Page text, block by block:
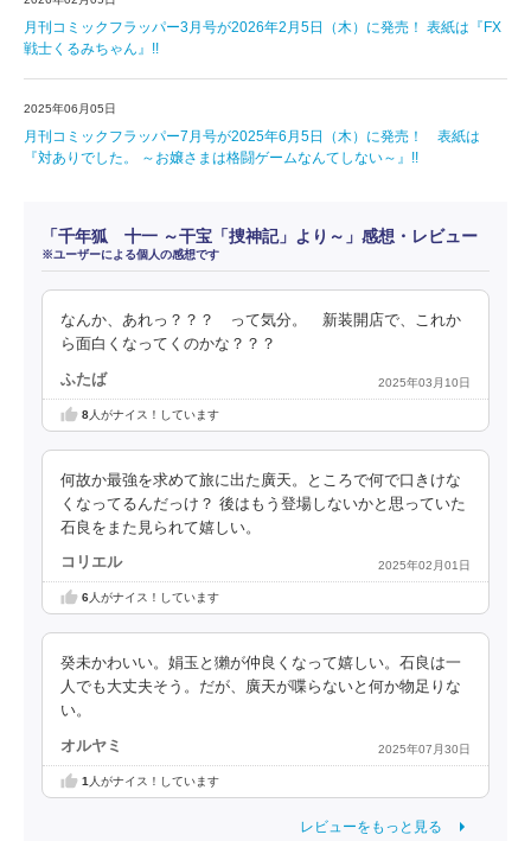
月刊コミックフラッパー3月号が2026年2月5日（木）に発売！ 表紙は『FX
戦士くるみちゃん』!!
2025年06月05日
月刊コミックフラッパー7月号が2025年6月5日（木）に発売！ 表紙は
『対ありでした。 ～お嬢さまは格闘ゲームなんてしない～』!!
「千年狐 十一 ～干宝「捜神記」より～」感想・レビュー
※ユーザーによる個人の感想です
なんか、あれっ？？？ って気分。 新装開店で、これか
ら面白くなってくのかな？？？
ふたば 2025年03月10日
8人がナイス！しています
何故か最強を求めて旅に出た廣天。ところで何で口きけな
くなってるんだっけ？ 後はもう登場しないかと思っていた
石良をまた見られて嬉しい。
コリエル 2025年02月01日
6人がナイス！しています
癸未かわいい。娟玉と獺が仲良くなって嬉しい。石良は一
人でも大丈夫そう。だが、廣天が喋らないと何か物足りな
い。
オルヤミ 2025年07月30日
1 人がナイス！しています
レビューをもっと見る